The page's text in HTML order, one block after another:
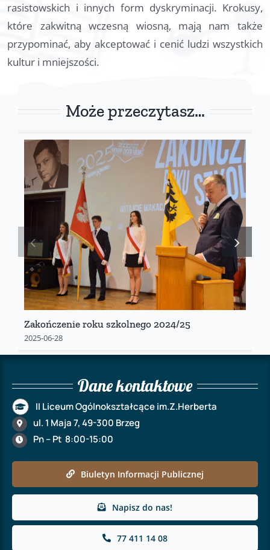
rasistowskich i innych form dyskryminacji. Krokusy,
które zakwitną wczesną wiosną, mają nam także
przypominać, aby akceptować i cenić ludzi wszystkich
kultur i mniejszości.
Może przeczytasz…
Zakończenie roku szkolnego 2024/25
2025-06-28
Dane kontaktowe
II Liceum Ogólnokształcące im.Z.Herberta
ul. 1 Maja 7, 49-300 Brzeg
Pn – Pt 8:00-15:00
Biuletyn Informacji Publicznej
Napisz do nas!
77 411 14 08